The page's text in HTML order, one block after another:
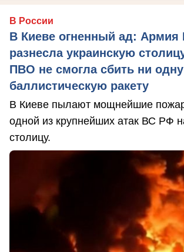
В России
В Киеве огненный ад: Армия
разнесла украинскую
ПВО не смогла сбить ни одну
баллистическую ракету
В Киеве пылают мощнейшие
одной из крупнейших атак ВС РФ
столицу.